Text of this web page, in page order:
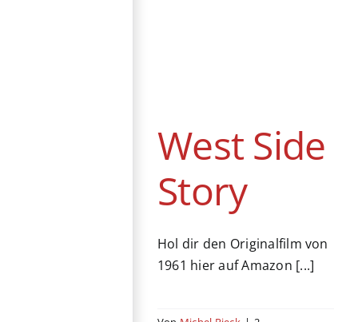
West Side
Story
Hol dir den Originalfilm von
1961 hier auf Amazon [...]